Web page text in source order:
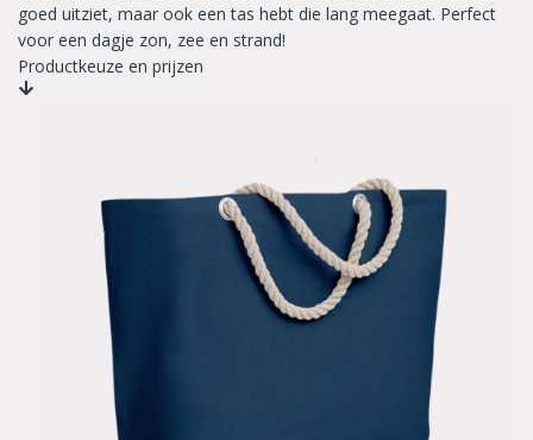
goed uitziet, maar ook een tas hebt die lang meegaat. Perfect
voor een dagje zon, zee en strand!
Productkeuze en prijzen